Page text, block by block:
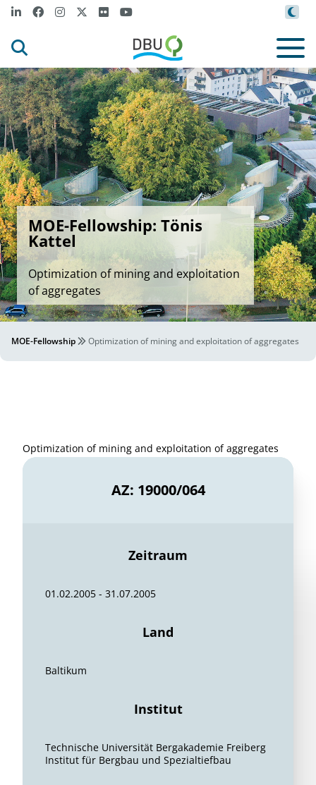
MOE-Fellowship: Tönis
Kattel
Optimization of mining and exploitation
of aggregates
MOE-Fellowship Optimization of mining and exploitation of aggregates
Optimization of mining and exploitation of aggregates
AZ: 19000/064
Zeitraum
01.02.2005 - 31.07.2005
Land
Baltikum
Institut
Technische Universität Bergakademie Freiberg
Institut für Bergbau und Spezialtiefbau